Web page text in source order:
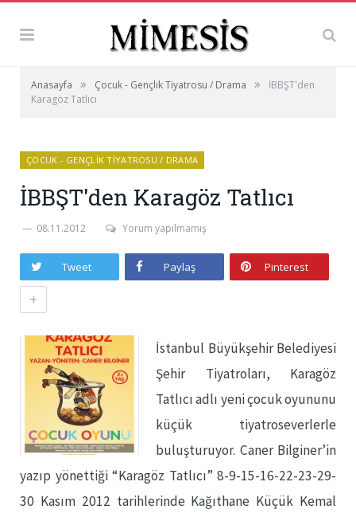
Anasayfa » Çocuk - Gençlik Tiyatrosu / Drama »
İBBŞT'den
Karagöz Tatlıcı
ÇOCUK - GENÇLIK TIYATROSU / DRAMA
İBBŞT'den Karagöz Tatlıcı
08.11.2012 Yorum yapılmamış
Tweet Paylaş Pinterest
+
İstanbul Büyükşehir Belediyesi
Şehir Tiyatroları, Karagöz
Tatlıcı adlı yeni çocuk oyununu
küçük tiyatroseverlerle
buluşturuyor. Caner Bilginer’in
yazıp yönettiği “Karagöz Tatlıcı” 8-9-15-16-22-23-29-
30 Kasım 2012 tarihlerinde Kağıthane Küçük Kemal